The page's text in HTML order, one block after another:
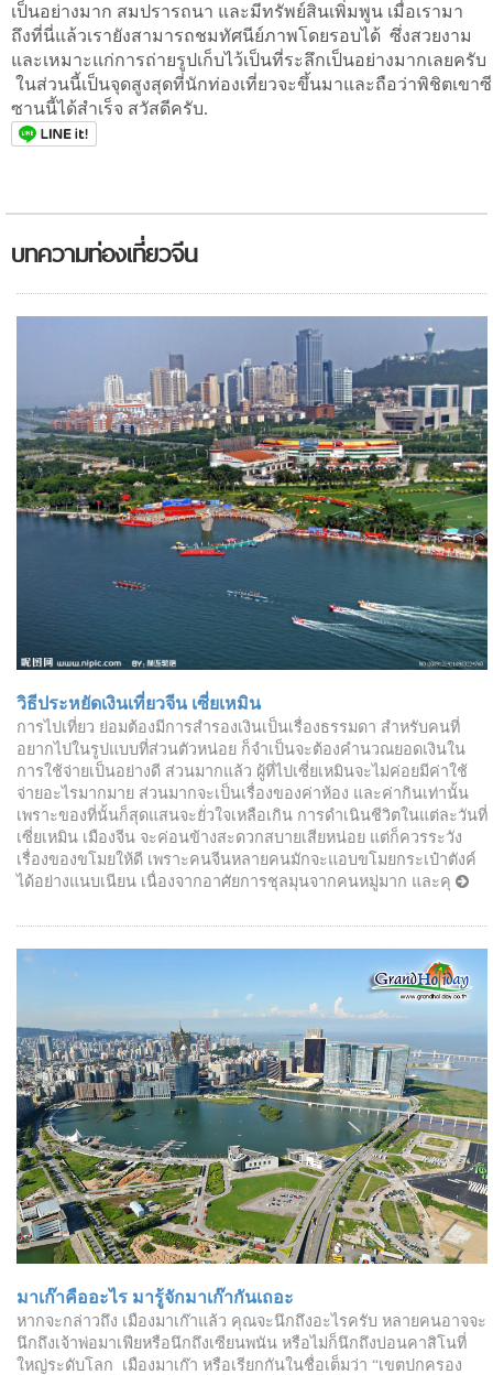
เป็นอย่างมาก สมปรารถนา และมีทรัพย์สินเพิ่มพูน เมื่อเรามา
ถึงที่นี่แล้วเรายังสามารถชมทัศนีย์ภาพโดยรอบได้ ซึ่งสวยงาม
และเหมาะแก่การถ่ายรูปเก็บไว้เป็นที่ระลึกเป็นอย่างมากเลยครับ
ในส่วนนี้เป็นจุดสูงสุดที่นักท่องเที่ยวจะขึ้นมาและถือว่าพิชิตเขาซี
ซานนี้ได้สำเร็จ สวัสดีครับ.
บทความท่องเที่ยวจีน
วิธีประหยัดเงินเที่ยวจีน เซี่ยเหมิน
การไปเที่ยว ย่อมต้องมีการสำรองเงินเป็นเรื่องธรรมดา สำหรับคนที่
อยากไปในรูปแบบที่ส่วนตัวหน่อย ก็จำเป็นจะต้องคำนวณยอดเงินใน
การใช้จ่ายเป็นอย่างดี ส่วนมากแล้ว ผู้ที่ไปเซี่ยเหมินจะไม่ค่อยมีค่าใช้
จ่ายอะไรมากมาย ส่วนมากจะเป็นเรื่องของค่าห้อง และค่ากินเท่านั้น
เพราะของที่นั้นก็สุดแสนจะยั่วใจเหลือเกิน การดำเนินชีวิตในแต่ละวันที่
เซี่ยเหมิน เมืองจีน จะค่อนข้างสะดวกสบายเสียหน่อย แต่ก็ควรระวัง
เรื่องของขโมยให้ดี เพราะคนจีนหลายคนมักจะแอบขโมยกระเป๋าตังค์
ได้อย่างแนบเนียน เนื่องจากอาศัยการชุลมุนจากคนหมู่มาก และคุ
มาเก๊าคืออะไร มารู้จักมาเก๊ากันเถอะ
หากจะกล่าวถึง เมืองมาเก๊าแล้ว คุณจะนึกถึงอะไรครับ หลายคนอาจจะ
นึกถึงเจ้าพ่อมาเฟียหรือนึกถึงเซียนพนัน หรือไม่ก็นึกถึงบ่อนคาสิโนที่
ใหญ่ระดับโลก เมืองมาเก๊า หรือเรียกกันในชื่อเต็มว่า “เขตปกครอง